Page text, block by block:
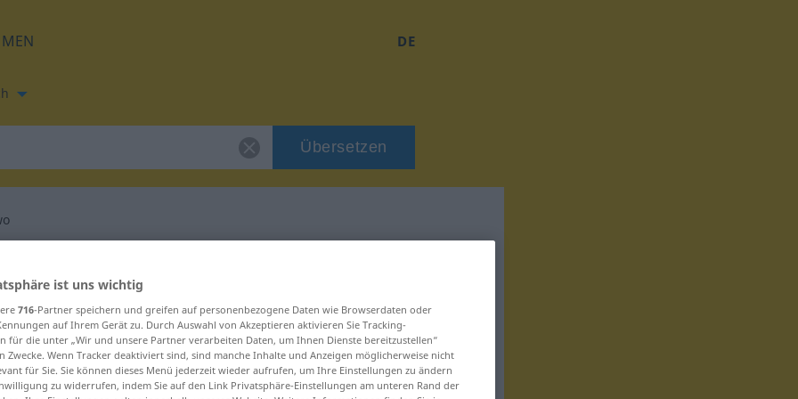
DE
Übersetzen
für "anderswo"
ist uns wichtig
716-Partner speichern und greifen auf personenbezogene Daten wie Browserdaten oder
auf Ihrem Gerät zu. Durch Auswahl von Akzeptieren aktivieren Sie Tracking-
für die unter „Wir und unsere Partner verarbeiten Daten, um Ihnen Dienste bereitzustellen“
Zwecke. Wenn Tracker deaktiviert sind, sind manche Inhalte und Anzeigen möglicherweise nicht
für Sie. Sie können dieses Menü jederzeit wieder aufrufen, um Ihre Einstellungen zu ändern
zu widerrufen, indem Sie auf den Link Privatsphäre-Einstellungen am unteren Rand der